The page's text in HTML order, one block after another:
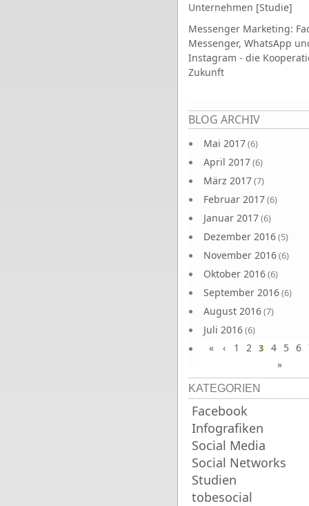
Unternehmen [Studie]
Messenger Marketing:
Messenger, WhatsApp
Instagram - die
Zukunft
BLOG ARCHIV
Mai 2017(6)
April 2017(6)
März 2017(7)
Februar 2017(6)
Januar 2017(6)
Dezember 2016(5)
November 2016(6)
Oktober 2016(6)
September 2016(6)
August 2016(7)
Juli 2016(6)
Juni 2016(7)
Seiten
« ‹ 1 2 3 4 5 6
»
KATEGORIEN
Facebook
Infografiken
Social Media
Social Networks
Studien
tobesocial